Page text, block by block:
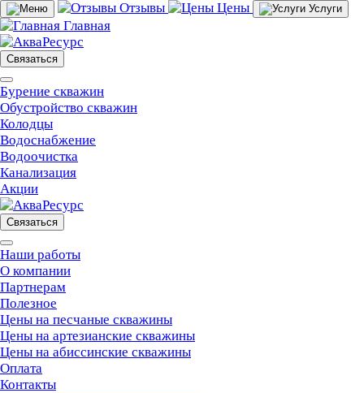
Отзывы Цены Услуги
Главная
Связаться
Бурение скважин
Обустройство скважин
Колодцы
Водоснабжение
Водоочистка
Канализация
Акции
Связаться
Наши работы
О компании
Партнерам
Полезное
Цены на песчаные скважины
Цены на артезианские скважины
Цены на абиссинские скважины
Оплата
Контакты